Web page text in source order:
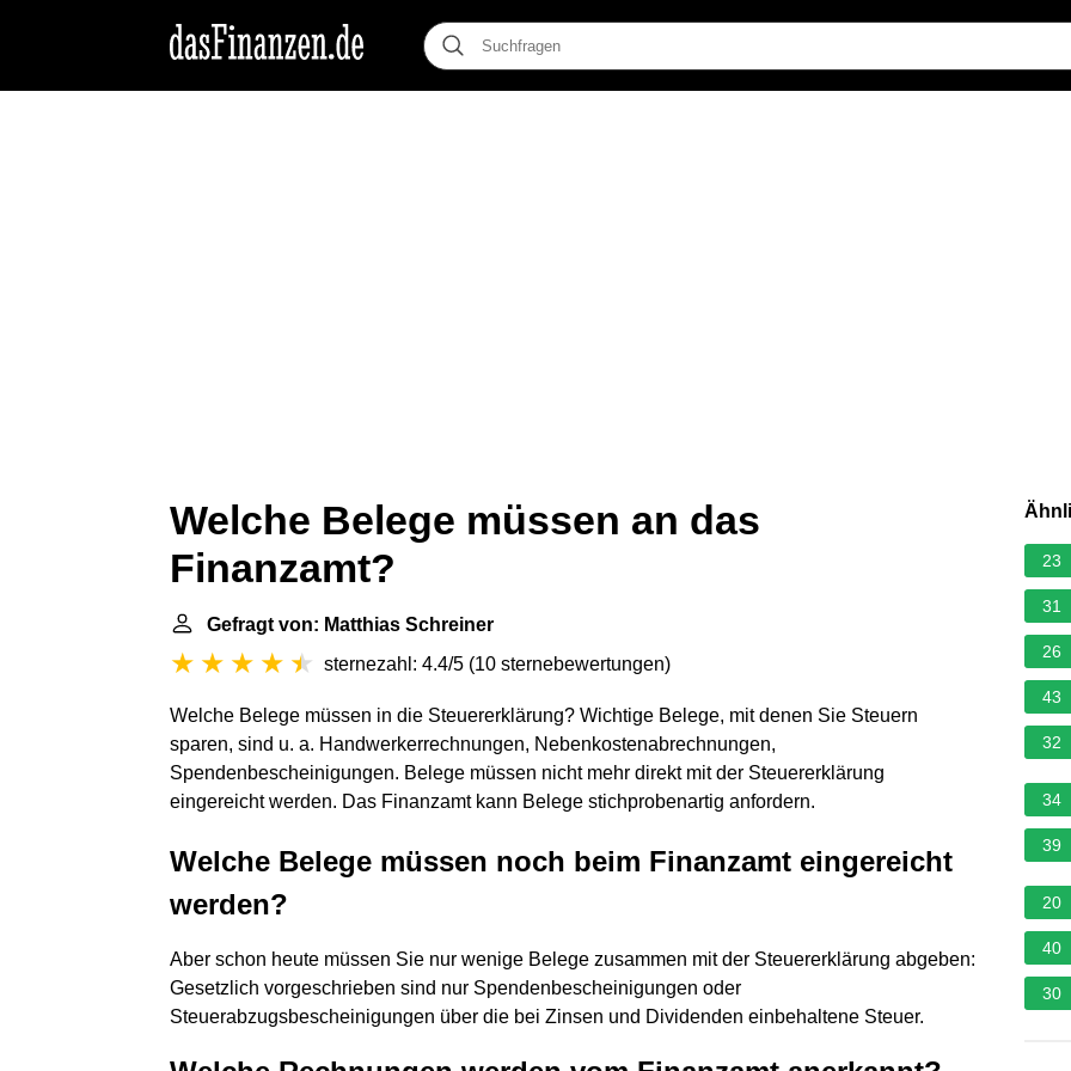
Welche Belege müssen an das
Finanzamt?
Gefragt von: Matthias Schreiner
sternezahl: 4.4/5 (10 sternebewertungen)
Welche Belege müssen in die Steuererklärung? Wichtige Belege, mit denen Sie Steuern
sparen, sind u. a. Handwerkerrechnungen, Nebenkostenabrechnungen,
Spendenbescheinigungen. Belege müssen nicht mehr direkt mit der Steuererklärung
eingereicht werden. Das Finanzamt kann Belege stichprobenartig anfordern.
Welche Belege müssen noch beim Finanzamt eingereicht
werden?
Aber schon heute müssen Sie nur wenige Belege zusammen mit der Steuererklärung abgeben:
Gesetzlich vorgeschrieben sind nur Spendenbescheinigungen oder
Steuerabzugsbescheinigungen über die bei Zinsen und Dividenden einbehaltene Steuer.
23
31
26
43
32
34
39
20
40
30